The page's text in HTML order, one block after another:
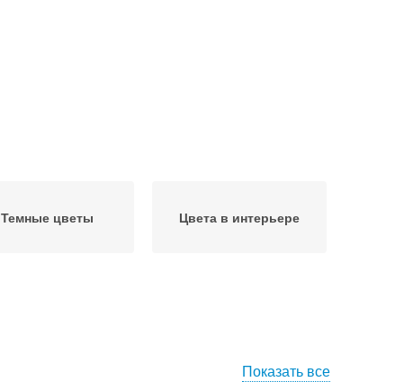
Темные цветы Цвета в интерьере
Показать все